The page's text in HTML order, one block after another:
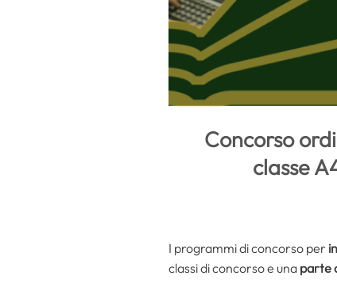
Concorso
classe
I programmi di concorso per
classi di concorso e una parte